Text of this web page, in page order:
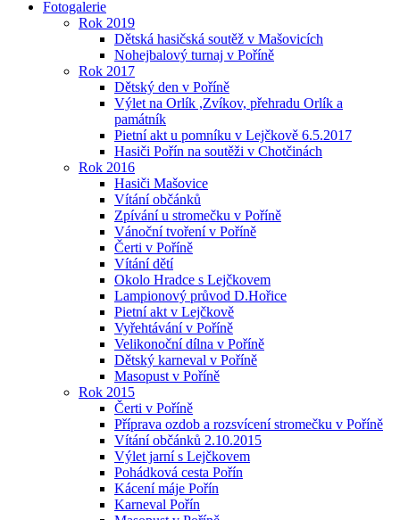
Fotogalerie
Rok 2019
Dětská hasičská soutěž v Mašovicích
Nohejbalový turnaj v Poříně
Rok 2017
Dětský den v Poříně
Výlet na Orlík ,Zvíkov, přehradu Orlík a
památník
Pietní akt u pomníku v Lejčkově 6.5.2017
Hasiči Pořín na soutěži v Chotčinách
Rok 2016
Hasiči Mašovice
Vítání občánků
Zpívání u stromečku v Poříně
Vánoční tvoření v Poříně
Čerti v Poříně
Vítání dětí
Okolo Hradce s Lejčkovem
Lampionový průvod D.Hořice
Pietní akt v Lejčkově
Vyřehtávání v Poříně
Velikonoční dílna v Poříně
Dětský karneval v Poříně
Masopust v Poříně
Rok 2015
Čerti v Poříně
Příprava ozdob a rozsvícení stromečku v Poříně
Vítání občánků 2.10.2015
Výlet jarní s Lejčkovem
Pohádková cesta Pořín
Kácení máje Pořín
Karneval Pořín